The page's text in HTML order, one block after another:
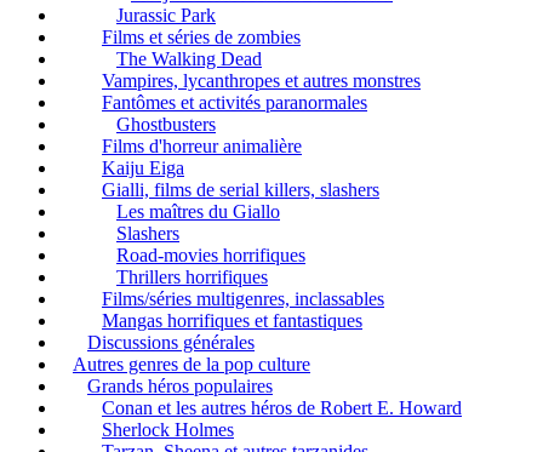
Jurassic Park
Films et séries de zombies
The Walking Dead
Vampires, lycanthropes et autres monstres
Fantômes et activités paranormales
Ghostbusters
Films d'horreur animalière
Kaiju Eiga
Gialli, films de serial killers, slashers
Les maîtres du Giallo
Slashers
Road-movies horrifiques
Thrillers horrifiques
Films/séries multigenres, inclassables
Mangas horrifiques et fantastiques
Discussions générales
Autres genres de la pop culture
Grands héros populaires
Conan et les autres héros de Robert E. Howard
Sherlock Holmes